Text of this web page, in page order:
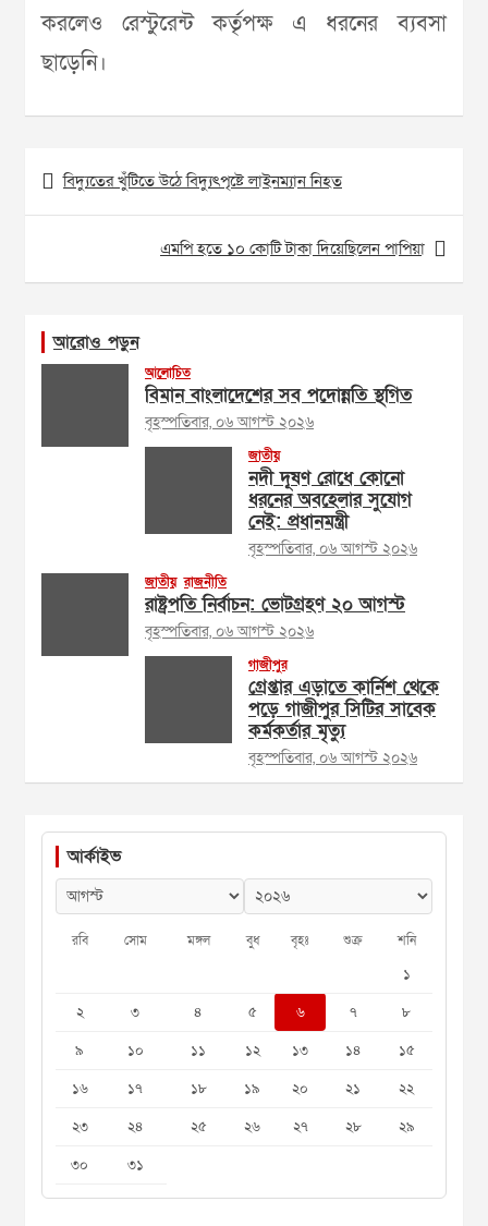
করলেও রেস্টুরেন্ট কর্তৃপক্ষ এ ধরনের ব্যবসা
ছাড়েনি।
Post
navigation
বিদ্যুতের খুঁটিতে উঠে বিদ্যুৎপৃষ্টে লাইনম্যান নিহত
এমপি হতে ১০ কোটি টাকা দিয়েছিলেন পাপিয়া
আরোও পড়ুন
আলোচিত
বিমান বাংলাদেশের সব পদোন্নতি স্থগিত
বৃহস্পতিবার, ০৬ আগস্ট ২০২৬
জাতীয়
নদী দূষণ রোধে কোনো
ধরনের অবহেলার সুযোগ
নেই: প্রধানমন্ত্রী
বৃহস্পতিবার, ০৬ আগস্ট ২০২৬
জাতীয় রাজনীতি
রাষ্ট্রপতি নির্বাচন: ভোটগ্রহণ ২০ আগস্ট
বৃহস্পতিবার, ০৬ আগস্ট ২০২৬
গাজীপুর
গ্রেপ্তার এড়াতে কার্নিশ থেকে
পড়ে গাজীপুর সিটির সাবেক
কর্মকর্তার মৃত্যু
বৃহস্পতিবার, ০৬ আগস্ট ২০২৬
আর্কাইভ
রবি সোম মঙ্গল বুধ বৃহঃ শুক্র শনি
১
২
৩ ৪ ৫ ৬ ৭
৮
৯
১০ ১১ ১২ ১৩ ১৪
১৫
১৬
১৭ ১৮ ১৯ ২০ ২১
২২
২৩
২৪ ২৫ ২৬ ২৭ ২৮
২৯
৩০
৩১